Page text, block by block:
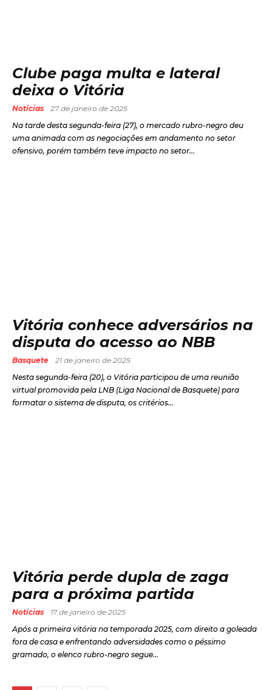
Clube paga multa e lateral
deixa o Vitória
Notícias
27 de janeiro de 2025
Na tarde desta segunda-feira (27), o mercado rubro-negro deu
uma animada com as negociações em andamento no setor
ofensivo, porém também teve impacto no setor...
Vitória conhece adversários na
disputa do acesso ao NBB
Basquete
21 de janeiro de 2025
Nesta segunda-feira (20), o Vitória participou de uma reunião
virtual promovida pela LNB (Liga Nacional de Basquete) para
formatar o sistema de disputa, os critérios...
Vitória perde dupla de zaga
para a próxima partida
Notícias
17 de janeiro de 2025
Após a primeira vitória na temporada 2025, com direito a goleada
fora de casa e enfrentando adversidades como o péssimo
gramado, o elenco rubro-negro segue...